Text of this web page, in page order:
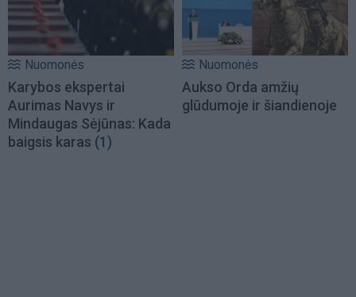
Nuomonės
Karybos ekspertai
Aurimas Navys ir
Mindaugas Sėjūnas: Kada
baigsis karas (1)
Nuomonės
Aukso Orda amžių
glūdumoje ir šiandienoje